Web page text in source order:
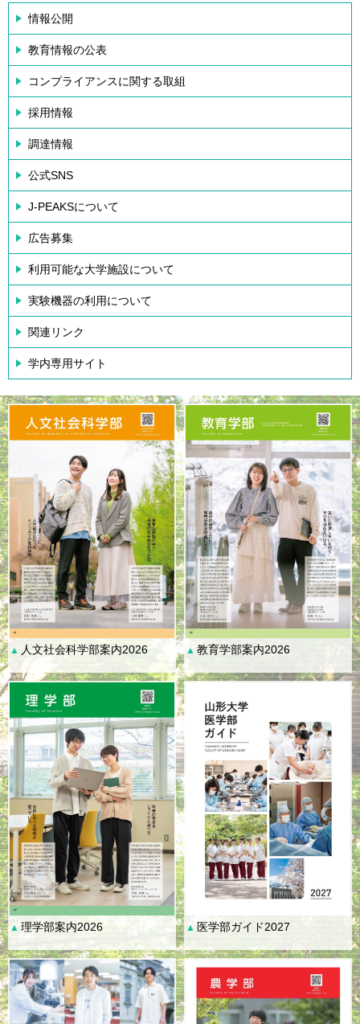
情報公開
教育情報の公表
コンプライアンスに関する取組
採用情報
調達情報
公式SNS
J-PEAKSについて
広告募集
利用可能な大学施設について
実験機器の利用について
関連リンク
学内専用サイト
▲ 人文社会科学部案内2026 ▲ 教育学部案内2026
▲理学部案内2026 ▲ 医学部ガイド2027